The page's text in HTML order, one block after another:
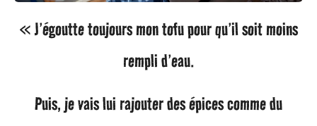
« J’égoutte toujours mon tofu pour qu’il soit moins
rempli d’eau.
Puis, je vais lui rajouter des épices comme du